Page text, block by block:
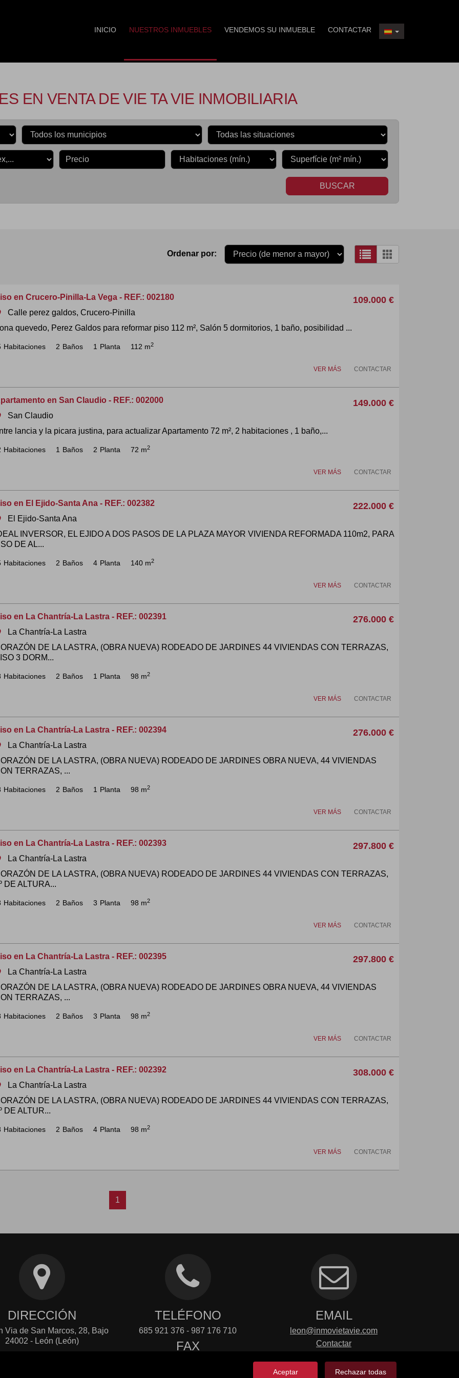
Aceptar Rechazar todas
INICIO NUESTROS INMUEBLES VENDEMOS SU INMUEBLE CONTACTAR
EN VENTA DE VIE TA VIE INMOBILIARIA
Precio
BUSCAR
Ordenar por:
en Crucero-Pinilla-La Vega - REF.: 002180 109.000 €
Calle perez galdos, Crucero-Pinilla
quevedo, Perez Galdos para reformar piso 112 m², Salón 5 dormitorios, 1 baño, posibilidad ...
Habitaciones 2 Baños 1 Planta 112 m2
CONTACTAR
VER MÁS
en San Claudio - REF.: 002000 149.000 €
San Claudio
lancia y la picara justina, para actualizar Apartamento 72 m², 2 habitaciones , 1 baño,...
Habitaciones 1 Baños 2 Planta 72 m2
CONTACTAR
VER MÁS
en El Ejido-Santa Ana - REF.: 002382 222.000 €
El Ejido-Santa Ana
INVERSOR, EL EJIDO A DOS PASOS DE LA PLAZA MAYOR VIVIENDA REFORMADA 110m2, PARA
DE AL...
Habitaciones 2 Baños 4 Planta 140 m2
CONTACTAR
VER MÁS
en La Chantría-La Lastra - REF.: 002391 276.000 €
La Chantría-La Lastra
DE LA LASTRA, (OBRA NUEVA) RODEADO DE JARDINES 44 VIVIENDAS CON TERRAZAS,
3 DORM...
Habitaciones 2 Baños 1 Planta 98 m2
CONTACTAR
VER MÁS
en La Chantría-La Lastra - REF.: 002394 276.000 €
La Chantría-La Lastra
DE LA LASTRA, (OBRA NUEVA) RODEADO DE JARDINES OBRA NUEVA, 44 VIVIENDAS
TERRAZAS, ...
Habitaciones 2 Baños 1 Planta 98 m2
CONTACTAR
VER MÁS
en La Chantría-La Lastra - REF.: 002393 297.800 €
La Chantría-La Lastra
DE LA LASTRA, (OBRA NUEVA) RODEADO DE JARDINES 44 VIVIENDAS CON TERRAZAS,
DE ALTURA...
Habitaciones 2 Baños 3 Planta 98 m2
CONTACTAR
VER MÁS
en La Chantría-La Lastra - REF.: 002395 297.800 €
La Chantría-La Lastra
DE LA LASTRA, (OBRA NUEVA) RODEADO DE JARDINES OBRA NUEVA, 44 VIVIENDAS
TERRAZAS, ...
Habitaciones 2 Baños 3 Planta 98 m2
CONTACTAR
VER MÁS
en La Chantría-La Lastra - REF.: 002392 308.000 €
La Chantría-La Lastra
DE LA LASTRA, (OBRA NUEVA) RODEADO DE JARDINES 44 VIVIENDAS CON TERRAZAS,
DE ALTUR...
Habitaciones 2 Baños 4 Planta 98 m2
CONTACTAR
VER MÁS
1
DIRECCIÓN
Via de San Marcos, 28, Bajo
24002 - León (León)
TELÉFONO
685 921 376 - 987 176 710
FAX
EMAIL
leon@inmovietavie.com
Contactar